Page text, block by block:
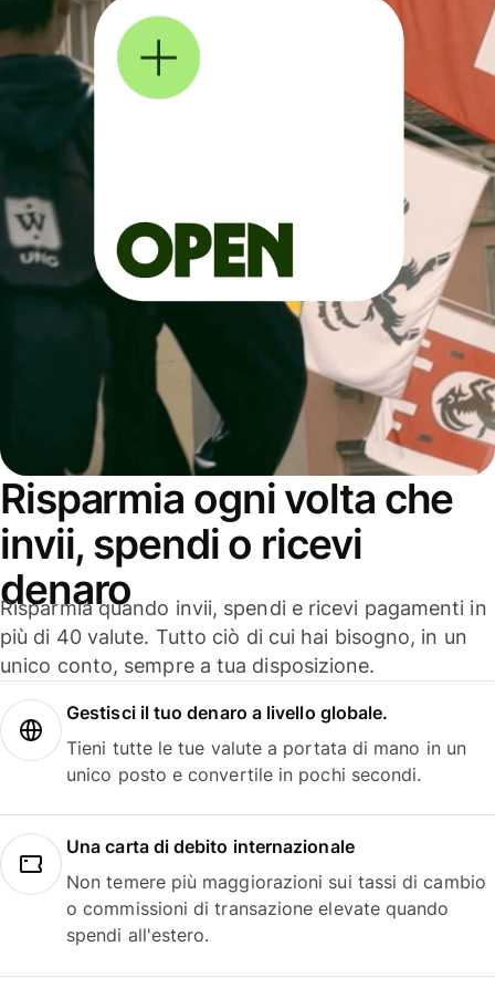
Risparmia ogni volta che
invii, spendi o ricevi
denaro
Risparmia quando invii, spendi e ricevi pagamenti in
più di 40 valute. Tutto ciò di cui hai bisogno, in un
unico conto, sempre a tua disposizione.
Gestisci il tuo denaro a livello globale.
Tieni tutte le tue valute a portata di mano in un
unico posto e convertile in pochi secondi.
Una carta di debito internazionale
Non temere più maggiorazioni sui tassi di cambio
o commissioni di transazione elevate quando
spendi all'estero.